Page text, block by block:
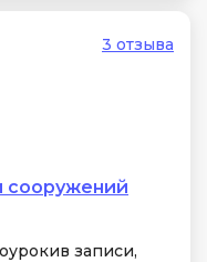
3 отзыва
сооружений
записи,